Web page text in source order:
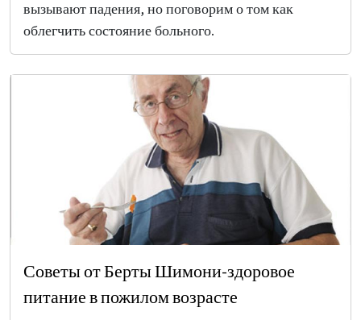
вызывают падения, но поговорим о том как
облегчить состояние больного.
Советы от Берты Шимони-здоровое
питание в пожилом возрасте